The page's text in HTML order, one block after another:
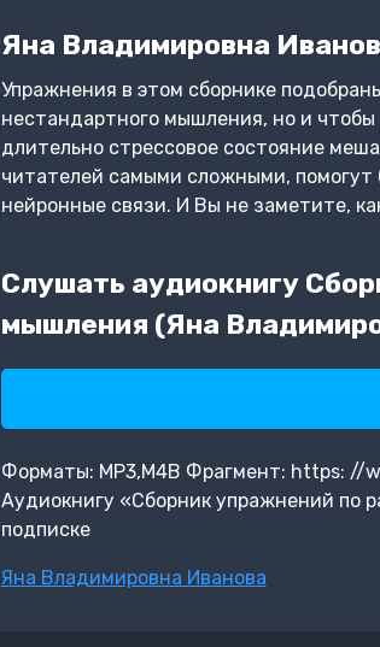
Яна Владимировна
Упражнения в этом сборнике
нестандартного мышления, но и
длительно стрессовое состояние
читателей самыми сложными,
нейронные связи. И Вы не заметите,
Слушать аудиокнигу
мышления (Яна
Форматы: MP3,M4B Фрагмент: https: //
Аудиокнигу «Сборник упражнений по
подписке
Метки
Яна Владимировна Иванова